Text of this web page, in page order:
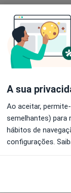
opiniões
Lisboa•Mapa
desde 55 €
Lucas
opiniões
A sua
Ao aceitar,
semelhantes)
hábitos de
configurações.